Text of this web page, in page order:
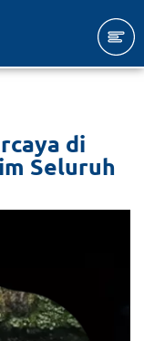
di
Seluruh